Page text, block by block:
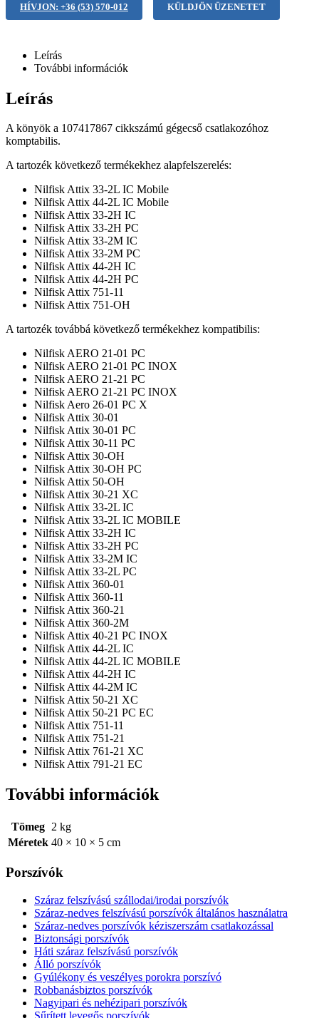
HÍVJON: +36 (53) 570-012 KÜLDJÖN ÜZENETET
Leírás
További információk
Leírás
A könyök a 107417867 cikkszámú gégecső csatlakozóhoz
komptabilis.
A tartozék következő termékekhez alapfelszerelés:
Nilfisk Attix 33-2L IC Mobile
Nilfisk Attix 44-2L IC Mobile
Nilfisk Attix 33-2H IC
Nilfisk Attix 33-2H PC
Nilfisk Attix 33-2M IC
Nilfisk Attix 33-2M PC
Nilfisk Attix 44-2H IC
Nilfisk Attix 44-2H PC
Nilfisk Attix 751-11
Nilfisk Attix 751-OH
A tartozék továbbá következő termékekhez kompatibilis:
Nilfisk AERO 21-01 PC
Nilfisk AERO 21-01 PC INOX
Nilfisk AERO 21-21 PC
Nilfisk AERO 21-21 PC INOX
Nilfisk Aero 26-01 PC X
Nilfisk Attix 30-01
Nilfisk Attix 30-01 PC
Nilfisk Attix 30-11 PC
Nilfisk Attix 30-OH
Nilfisk Attix 30-OH PC
Nilfisk Attix 50-OH
Nilfisk Attix 30-21 XC
Nilfisk Attix 33-2L IC
Nilfisk Attix 33-2L IC MOBILE
Nilfisk Attix 33-2H IC
Nilfisk Attix 33-2H PC
Nilfisk Attix 33-2M IC
Nilfisk Attix 33-2L PC
Nilfisk Attix 360-01
Nilfisk Attix 360-11
Nilfisk Attix 360-21
Nilfisk Attix 360-2M
Nilfisk Attix 40-21 PC INOX
Nilfisk Attix 44-2L IC
Nilfisk Attix 44-2L IC MOBILE
Nilfisk Attix 44-2H IC
Nilfisk Attix 44-2M IC
Nilfisk Attix 50-21 XC
Nilfisk Attix 50-21 PC EC
Nilfisk Attix 751-11
Nilfisk Attix 751-21
Nilfisk Attix 761-21 XC
Nilfisk Attix 791-21 EC
További információk
Tömeg 2 kg
Méretek 40 × 10 × 5 cm
Porszívók
Száraz felszívású szállodai/irodai porszívók
Száraz-nedves felszívású porszívók általános használatra
Száraz-nedves porszívók kéziszerszám csatlakozással
Biztonsági porszívók
Háti száraz felszívású porszívók
Álló porszívók
Gyúlékony és veszélyes porokra porszívó
Robbanásbiztos porszívók
Nagyipari és nehézipari porszívók
Sűrített levegős porszívók